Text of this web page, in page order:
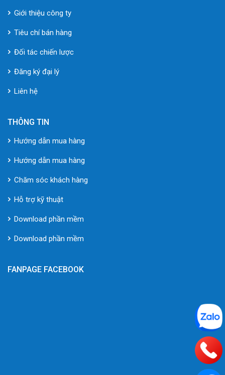
Giới thiệu công ty
Tiêu chí bán hàng
Đối tác chiến lược
Đăng ký đại lý
Liên hệ
THÔNG TIN
Hướng dẫn mua hàng
Hướng dẫn mua hàng
Chăm sóc khách hàng
Hỗ trợ kỹ thuật
Download phần mềm
Download phần mềm
FANPAGE FACEBOOK